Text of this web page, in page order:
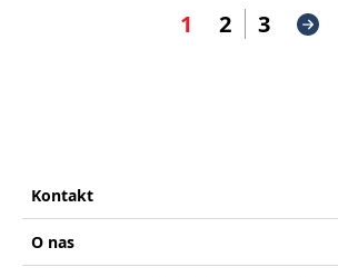
1 2 3
Kontakt
O nas